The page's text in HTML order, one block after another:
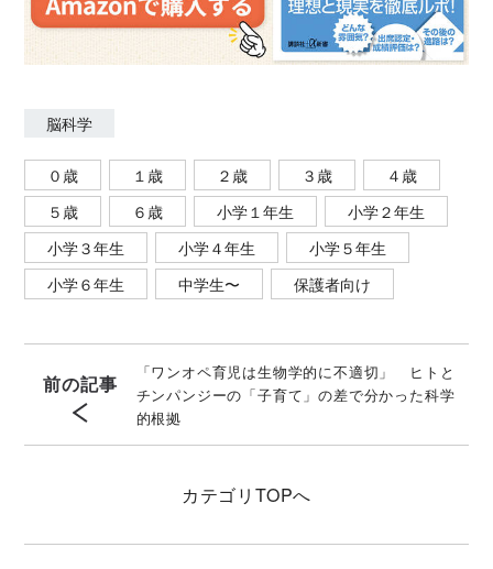
脳科学
０歳 １歳 ２歳 ３歳
４歳
５歳
６歳 小学１年生
小学２年生
小学３年生
小学４年生
小学５年生
小学６年生
中学生〜 保護者向け
前の記事
「ワンオペ育児は生物学的に不適切」 ヒトと
チンパンジーの「子育て」の差で分かった科学
的根拠
カテゴリ TOPへ